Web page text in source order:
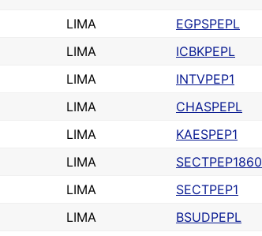
LIMA
EGPSPEPL
LIMA
ICBKPEPL
LIMA
INTVPEP1
LIMA
CHASPEPL
LIMA
KAESPEP1
LIMA
SECTPEP1860
LIMA
SECTPEP1
LIMA BSUDPEPL